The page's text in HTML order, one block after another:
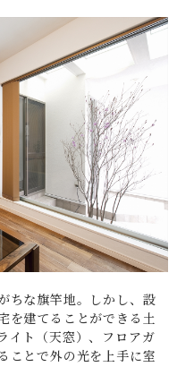
ちな旗竿地。しかし、設
を建てることができる土
イト（天窓）、フロアガ
ことで外の光を上手に室